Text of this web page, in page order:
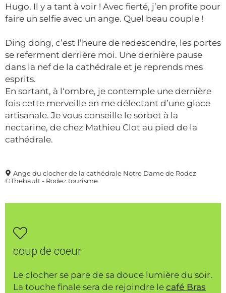
Ange du clocher de la cathédrale Notre Dame de Rodez
©Thebault - Rodez tourisme
Hugo. Il y a tant à voir ! Avec fierté, j’en profite pour
faire un selfie avec un ange. Quel beau couple !
Ding dong, c’est l’heure de redescendre, les portes
se referment derrière moi. Une dernière pause
dans la nef de la cathédrale et je reprends mes
esprits.
En sortant, à l‘ombre, je contemple une dernière
fois cette merveille en me délectant d’une glace
artisanale. Je vous conseille le sorbet à la
nectarine, de chez Mathieu Clot au pied de la
cathédrale.
coup de coeur
Le clocher se pare de sa douce lumière du soir.
La touche finale sera de rejoindre le café Bras